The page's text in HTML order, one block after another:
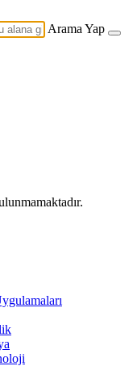
Arama Yap